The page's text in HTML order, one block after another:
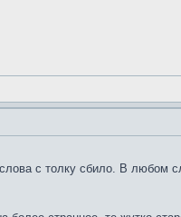
с толку сбило. В любом